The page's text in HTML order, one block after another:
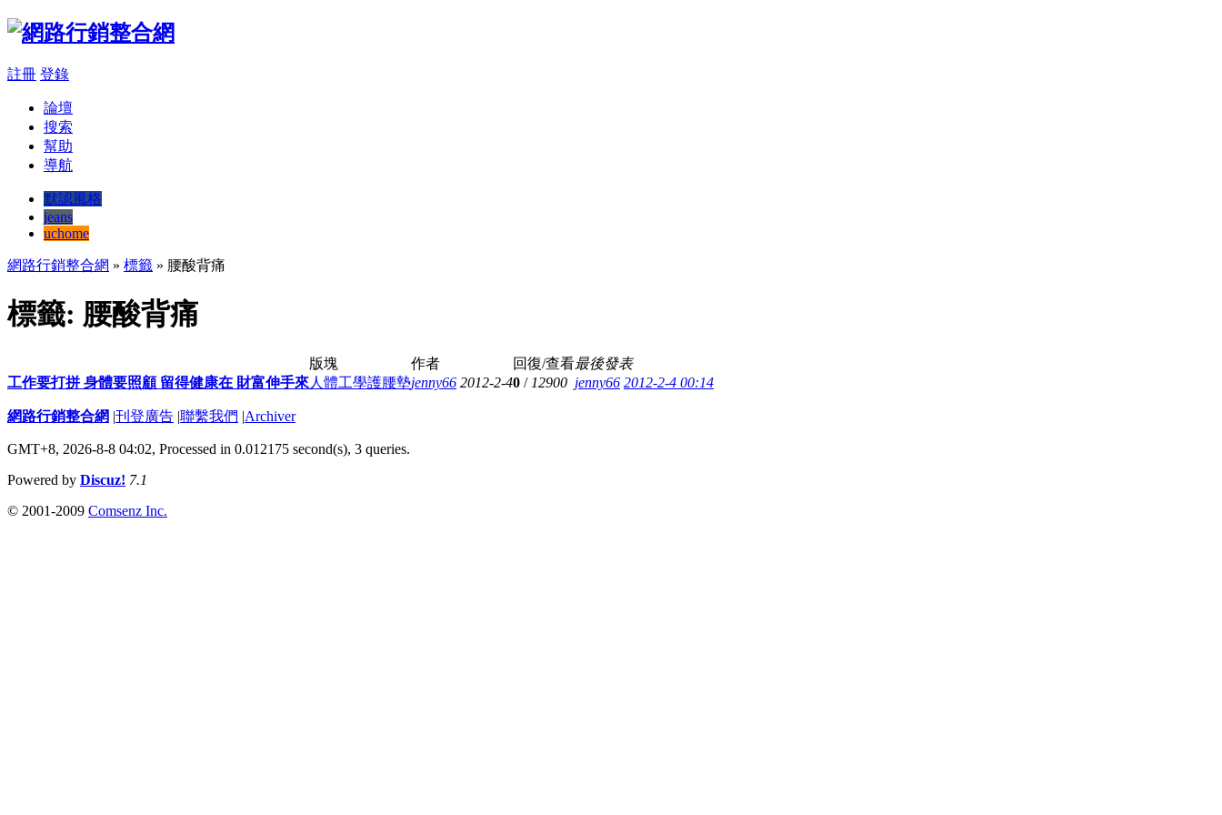
註冊 登錄
論壇
搜索
幫助
導航
默認風格
jeans
uchome
網路行銷整合網 » 標籤 » 腰酸背痛
標籤: 腰酸背痛
版塊 作者 回復/查看最後發表
工作要打拼 身體要照顧 留得健康在 財富伸手來人體工學護腰墊jenny66 2012-2-40 / 12900 jenny66 2012-2-4 00:14
網路行銷整合網 |刊登廣告 |聯繫我們 |Archiver
GMT+8, 2026-8-8 04:02, Processed in 0.012175 second(s), 3 queries.
Powered by Discuz! 7.1
© 2001-2009 Comsenz Inc.